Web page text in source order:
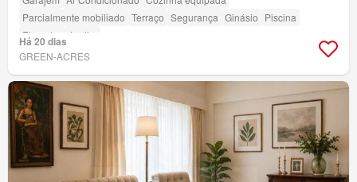
Parcialmente mobiliado Terraço Segurança Ginásio Piscina
Elevador
Jardim
Há 20 dias
GREEN-ACRES